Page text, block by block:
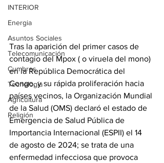
INTERIOR
Energia
Asuntos Sociales
Telecomunicación
Cumbres
Tecnología
Agricultura
Religión
Tras la aparición del primer casos de
contagio del Mpox ( o viruela del mono)
en la República Democrática del
Congo, y su rápida proliferación hacia
países vecinos, la Organización Mundial
de la Salud (OMS) declaró el estado de
Emergencia de Salud Pública de
Importancia Internacional (ESPII) el 14
de agosto de 2024; se trata de una
enfermedad infecciosa que provoca